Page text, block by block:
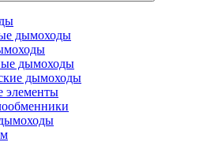
дымоходы
дымоходы
дымоходы